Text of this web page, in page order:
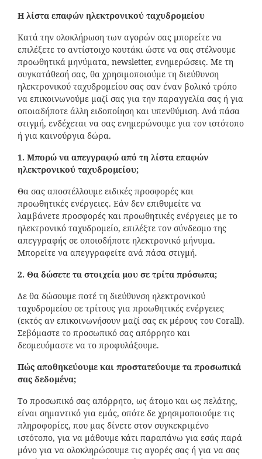
Η λίστα επαφών ηλεκτρονικού ταχυδρομείου
Κατά την ολοκλήρωση των αγορών σας μπορείτε να
επιλέξετε το αντίστοιχο κουτάκι ώστε να σας στέλνουμε
προωθητικά μηνύματα, newsletter, ενημερώσεις. Με τη
συγκατάθεσή σας, θα χρησιμοποιούμε τη διεύθυνση
ηλεκτρονικού ταχυδρομείου σας σαν έναν βολικό τρόπο
να επικοινωνούμε μαζί σας για την παραγγελία σας ή για
οποιαδήποτε άλλη ειδοποίηση και υπενθύμιση. Ανά πάσα
στιγμή, ενδέχεται να σας ενημερώνουμε για τον ιστότοπο
ή για καινούργια δώρα.
1. Μπορώ να απεγγραφώ από τη λίστα επαφών
ηλεκτρονικού ταχυδρομείου;
Θα σας αποστέλλουμε ειδικές προσφορές και
προωθητικές ενέργειες. Εάν δεν επιθυμείτε να
λαμβάνετε προσφορές και προωθητικές ενέργειες με το
ηλεκτρονικό ταχυδρομείο, επιλέξτε τον σύνδεσμο της
απεγγραφής σε οποιοδήποτε ηλεκτρονικό μήνυμα.
Μπορείτε να απεγγραφείτε ανά πάσα στιγμή.
2. Θα δώσετε τα στοιχεία μου σε τρίτα πρόσωπα;
Δε θα δώσουμε ποτέ τη διεύθυνση ηλεκτρονικού
ταχυδρομείου σε τρίτους για προωθητικές ενέργειες
(εκτός αν επικοινωνήσουν μαζί σας εκ μέρους του Corall).
Σεβόμαστε το προσωπικό σας απόρρητο και
δεσμευόμαστε να το προφυλάξουμε.
Πώς αποθηκεύουμε και προστατεύουμε τα προσωπικά
σας δεδομένα;
Το προσωπικό σας απόρρητο, ως άτομο και ως πελάτης,
είναι σημαντικό για εμάς, οπότε δε χρησιμοποιούμε τις
πληροφορίες, που μας δίνετε στον συγκεκριμένο
ιστότοπο, για να μάθουμε κάτι παραπάνω για εσάς παρά
μόνο για να ολοκληρώσουμε τις αγορές σας ή για να σας